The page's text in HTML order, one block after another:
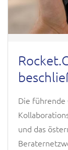
Die führende
und das